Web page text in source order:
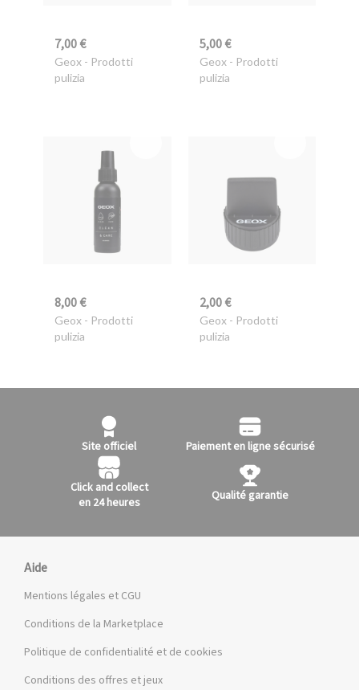
7,00 €
Geox - Prodotti
pulizia
5,00 €
Geox- Prodotti
pulizia
8,00 €
Geox - Prodotti
pulizia
2,00 €
Geox- Prodotti
pulizia
Site officiel Paiement en ligne sécurisé
Click and collect
en 24 heures
Qualité garantie
Aide
Mentions légales et CGU
Conditions de la Marketplace
Politique de confidentialité et de cookies
Conditions des offres et jeux